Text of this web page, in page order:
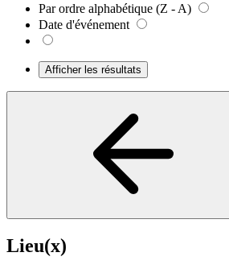
Par ordre alphabétique (Z - A)
Date d'événement
Afficher les résultats
Lieu(x)